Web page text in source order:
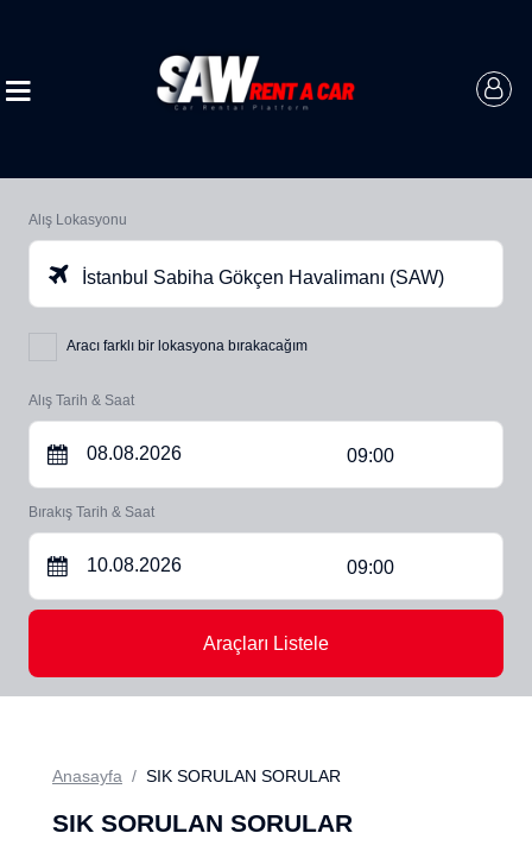
Alış Lokasyonu
İstanbul Sabiha Gökçen Havalimanı (SAW)
Aracı farklı bir lokasyona bırakacağım
Alış Tarih & Saat
09:00
Bırakış Tarih & Saat
09:00
Araçları Listele
Anasayfa SIK SORULAN SORULAR
SIK SORULAN SORULAR